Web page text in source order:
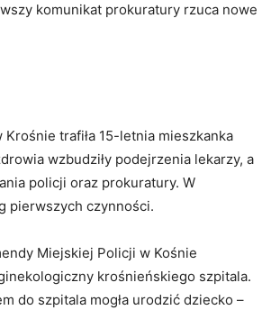
komunikat prokuratury rzuca nowe
trafiła 15-letnia mieszkanka
wzbudziły podejrzenia lekarzy, a
policji oraz prokuratury. W
pierwszych czynności.
Miejskiej Policji w Kośnie
krośnieńskiego szpitala.
do szpitala mogła urodzić dziecko –